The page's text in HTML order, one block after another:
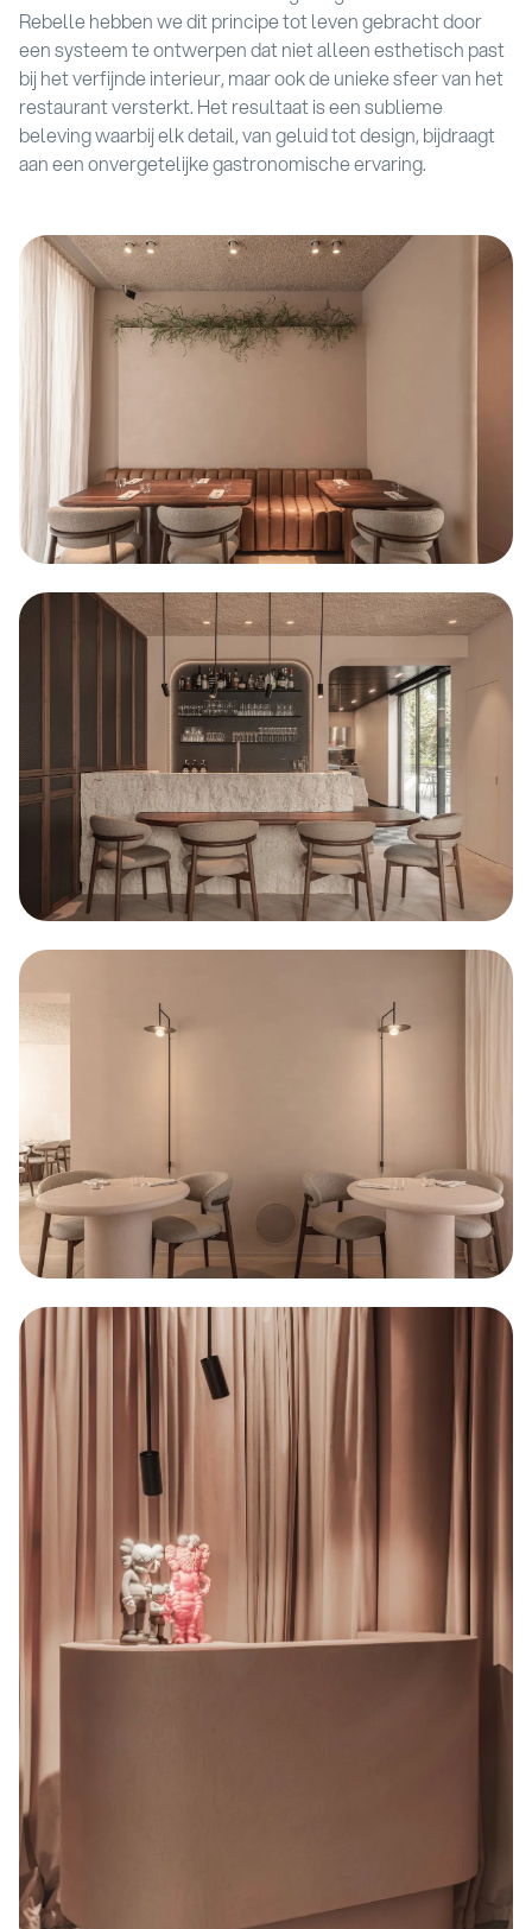
Rebelle hebben we dit principe tot leven gebracht door
een systeem te ontwerpen dat niet alleen esthetisch past
bij het verfijnde interieur, maar ook de unieke sfeer van het
restaurant versterkt. Het resultaat is een sublieme
beleving waarbij elk detail, van geluid tot design, bijdraagt
aan een onvergetelijke gastronomische ervaring.